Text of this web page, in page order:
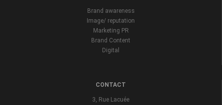
Brand awareness
Image/ reputation
Marketing PR
Brand Content
Digital
CONTACT
3, Rue Lacuée